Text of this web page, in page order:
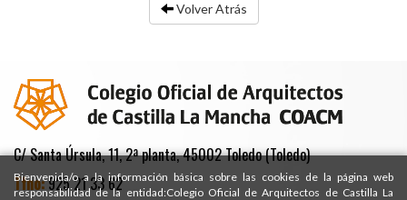
Volver Atrás
C/ Santa Úrsula, 11, 2ª planta, 45002 Toledo (Toledo)
Tfno:925 21 33 62
Bienvenida/o a la información básica sobre las cookies de la página web
responsabilidad de la entidad:Colegio Oficial de Arquitectos de Castilla La